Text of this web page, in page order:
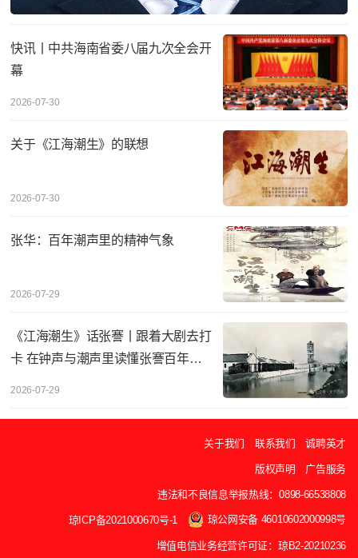
快讯丨中共海南省委八届九次全会开
幕
2026-07-30
关于《江海潮生》的联想
2026-07-30
张华：百年潮声里的精神气象
2026-07-29
《江海潮生》话张謇丨‌跟着大剧去打
卡 在钟声与潮声里读懂张謇百年实
2026-07-29
关于我们 联系我们 诚聘英才
版权声明 广告服务
违法和不良信息举报热线：0898-66538808
琼ICP备2021000670号-1 琼公网安备 46010602000998号
增值电信业务经营许可证：琼B2-20210236